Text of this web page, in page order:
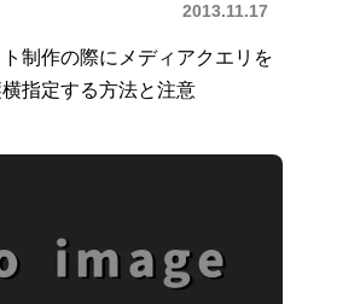
2013.11.17
制作の際にメディアクエリを
指定する方法と注意